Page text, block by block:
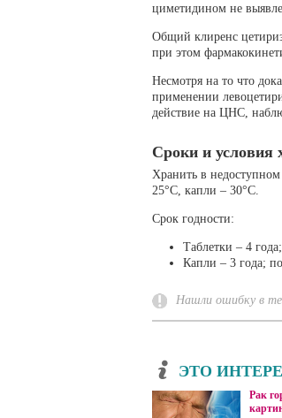
циметидином не
Общий клиренс
при этом
Несмотря на то что
применении
действие на ЦНС,
Сроки и условия
Хранить в
25°C, капли – 30°C.
Срок годности:
Таблетки – 4 года;
Капли – 3 года;
Нашли ошибку в
ЭТО
Рак